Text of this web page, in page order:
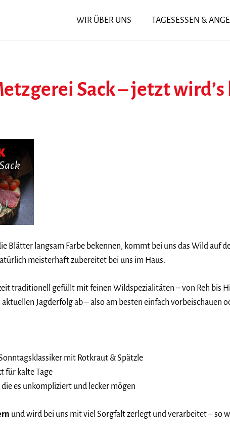
WIR ÜBER UNS TAGESESSEN &
Sack – jetzt
Blätter langsam Farbe bekennen, kommt bei uns das Wild auf
meisterhaft zubereitet bei uns im Haus.
traditionell gefüllt mit feinen Wildspezialitäten – von Reh bis
Jagderfolg ab – also am besten einfach vorbeischauen
mit Rotkraut & Spätzle
für kalte Tage
die es unkompliziert und lecker mögen
und wird bei uns mit viel Sorgfalt zerlegt und verarbeitet – so